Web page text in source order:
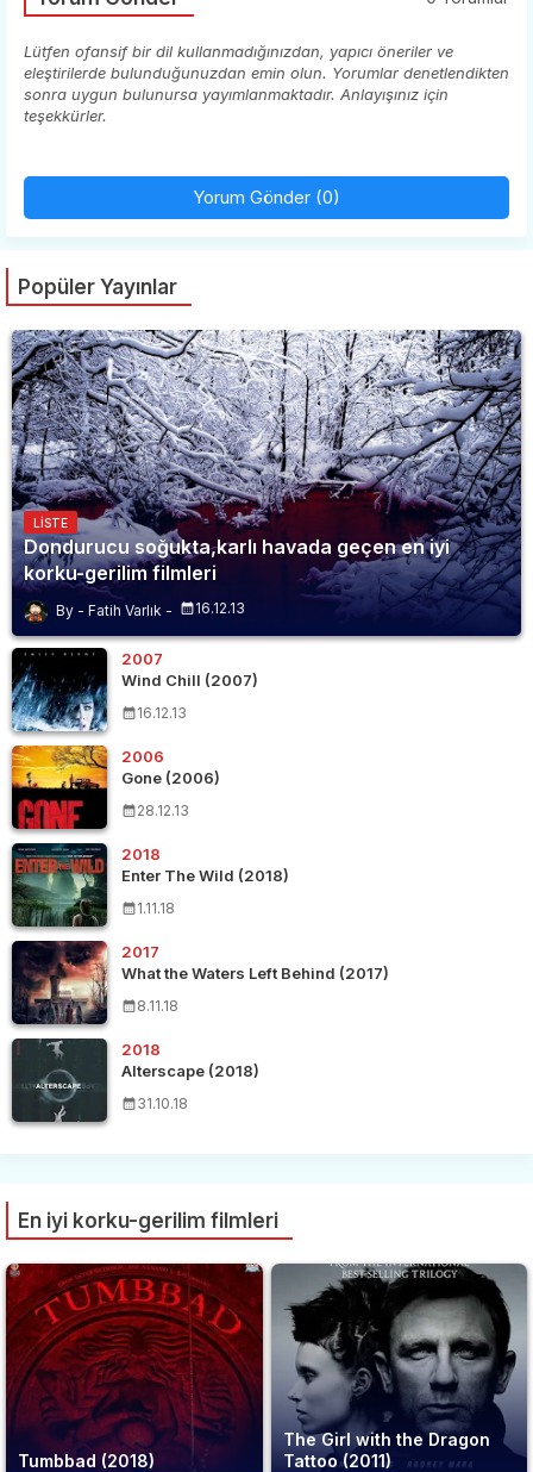
Lütfen ofansif bir dil kullanmadığınızdan, yapıcı öneriler ve
eleştirilerde bulunduğunuzdan emin olun. Yorumlar denetlendikten
sonra uygun bulunursa yayımlanmaktadır. Anlayışınız için
teşekkürler.
Yorum Gönder (0)
Popüler Yayınlar
LISTE
Dondurucu soğukta,karlı havada geçen en iyi
korku-gerilim filmleri
Fatih Varlık 16.12.13
2007
Wind Chill (2007)
16.12.13
2006
Gone (2006)
28.12.13
2018
Enter The Wild (2018)
1.11.18
2017
What the Waters Left Behind (2017)
8.11.18
2018
Alterscape (2018)
31.10.18
En iyi korku-gerilim filmleri
Tumbbad (2018)
The Girl with the Dragon
Tattoo (2011)